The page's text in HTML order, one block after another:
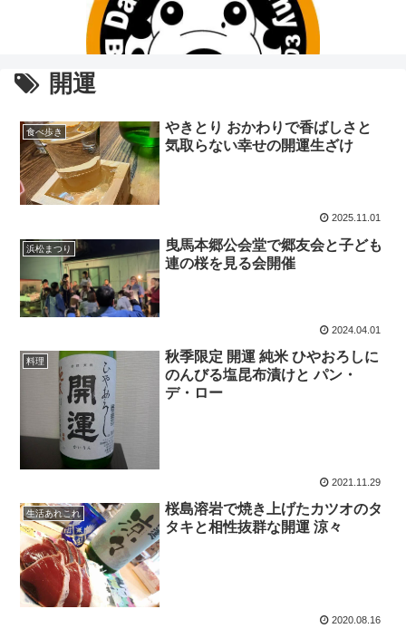
開運
食べ歩き
やきとり おかわりで香ばしさと
気取らない幸せの開運生ざけ
2025.11.01
浜松まつり
曳馬本郷公会堂で郷友会と子ども
連の桜を見る会開催
2024.04.01
料理
秋季限定 開運 純米 ひやおろしに
のんびる塩昆布漬けと パン・
デ・ロー
2021.11.29
生活あれこれ
桜島溶岩で焼き上げたカツオのタ
タキと相性抜群な開運 涼々
2020.08.16